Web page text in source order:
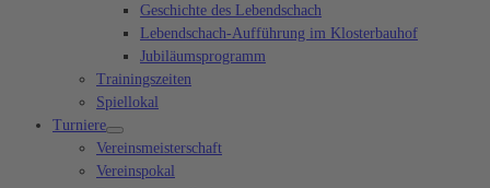
Geschichte des Lebendschach
Lebendschach-Aufführung im Klosterbauhof
Jubiläumsprogramm
Trainingszeiten
Spiellokal
Turniere
Vereinsmeisterschaft
Vereinspokal